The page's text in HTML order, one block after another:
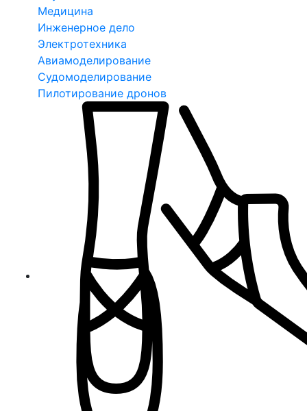
Медицина
Инженерное дело
Электротехника
Авиамоделирование
Судомоделирование
Пилотирование дронов